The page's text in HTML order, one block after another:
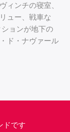
ィンチの寝室、
ュー、戦車な
ョンが地下の
ド・ナヴァール
ドです